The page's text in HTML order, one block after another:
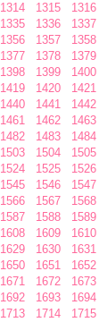
1314 1315 1316
1335 1336 1337
1356 1357 1358
1377 1378 1379
1398 1399 1400
1419 1420 1421
1440 1441 1442
1461 1462 1463
1482 1483 1484
1503 1504 1505
1524 1525 1526
1545 1546 1547
1566 1567 1568
1587 1588 1589
1608 1609 1610
1629 1630 1631
1650 1651 1652
1671 1672 1673
1692 1693 1694
1713 1714 1715